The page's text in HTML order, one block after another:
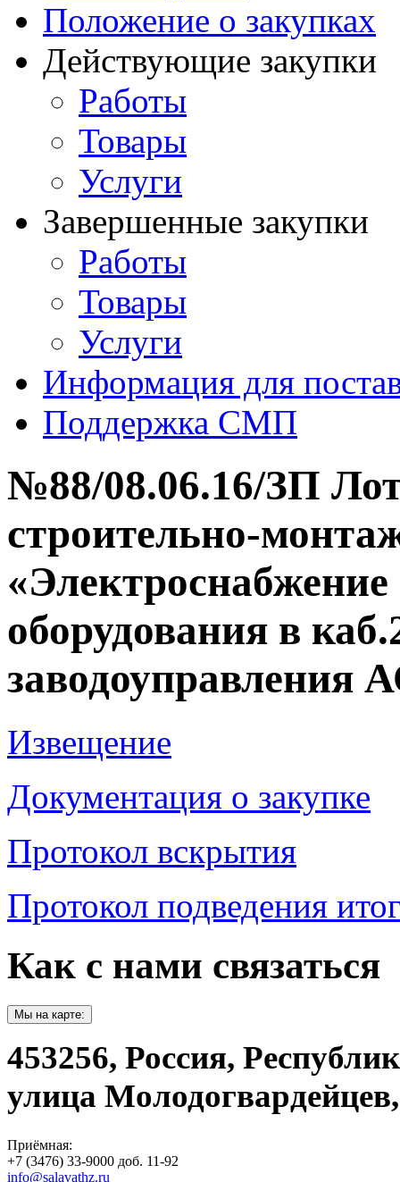
Положение о закупках
Действующие закупки
Работы
Товары
Услуги
Завершенные закупки
Работы
Товары
Услуги
Информация для
Поддержка СМП
№88/08.06.16/ЗП
строительно-
«Электроснабжение
оборудования в
заводоуправления
Извещение
Документация о закупке
Протокол вскрытия
Протокол подведения
Как с нами связаться
Мы на карте:
453256, Россия,
улица
Приёмная:
+7 (3476) 33-9000 доб. 11-92
info@salavathz.ru